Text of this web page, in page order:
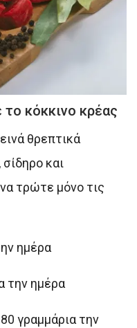
κόκκινο κρέας
θρεπτικά
και
τρώτε μόνο τις
ημέρα
την ημέρα
γραμμάρια την